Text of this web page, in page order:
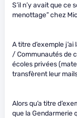
S’il n’y avait que
menottage” chez
A titre d’exemple
/ Communautés de
écoles privées
transfèrent leur
Alors qu’a titre
que la Gendarmerie